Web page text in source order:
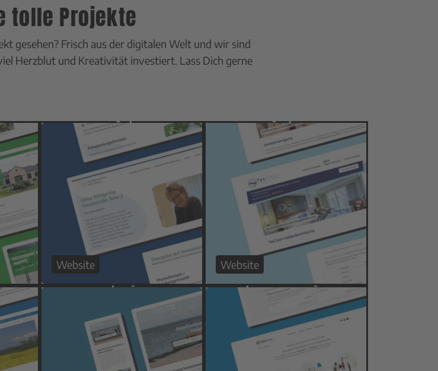
tolle Projekte
gesehen? Frisch aus der digitalen Welt und wir sind
Herzblut und Kreativität investiert. Lass Dich gerne
Website Website